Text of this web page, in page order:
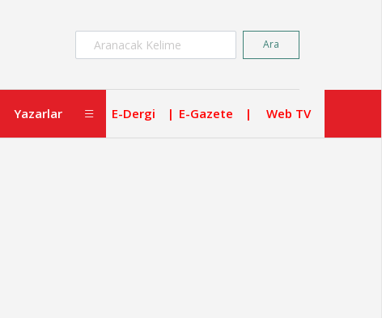
Ara
Yazarlar E-Dergi E-Gazete Web TV